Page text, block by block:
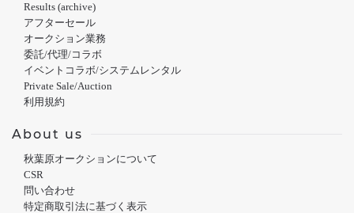
Results (archive)
アフターセール
オークション業務
委託/代理/コラボ
イベントコラボ/システムレンタル
Private Sale/Auction
利用規約
About us
秋葉原オークションについて
CSR
問い合わせ
特定商取引法に基づく表示